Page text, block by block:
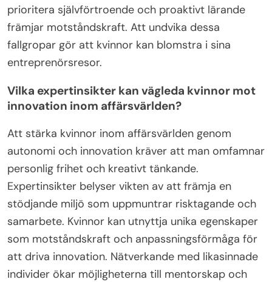
prioritera självförtroende och proaktivt lärande
främjar motståndskraft. Att undvika dessa
fallgropar gör att kvinnor kan blomstra i sina
entreprenörsresor.
Vilka expertinsikter kan vägleda kvinnor mot
innovation inom affärsvärlden?
Att stärka kvinnor inom affärsvärlden genom
autonomi och innovation kräver att man omfamnar
personlig frihet och kreativt tänkande.
Expertinsikter belyser vikten av att främja en
stödjande miljö som uppmuntrar risktagande och
samarbete. Kvinnor kan utnyttja unika egenskaper
som motståndskraft och anpassningsförmåga för
att driva innovation. Nätverkande med likasinnade
individer ökar möjligheterna till mentorskap och